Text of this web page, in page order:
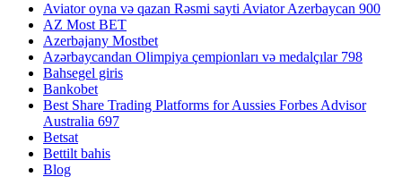
Aviator oyna və qazan Rəsmi sayti Aviator Azerbaycan 900
AZ Most BET
Azerbajany Mostbet
Azərbaycandan Olimpiya çempionları və medalçılar 798
Bahsegel giris
Bankobet
Best Share Trading Platforms for Aussies Forbes Advisor
Australia 697
Betsat
Bettilt bahis
Blog